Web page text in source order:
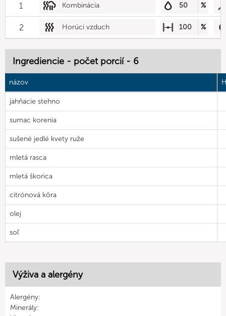
1 Kombinácia 50 %
2 Horúci vzduch 100 %
Ingrediencie - počet porcií - 6
názov
jahňacie stehno
sumac korenia
sušené jedlé kvety ruže
mletá rasca
mletá škorica
citrónová kôra
olej
soľ
Výživa a alergény
Alergény:
Minerály: